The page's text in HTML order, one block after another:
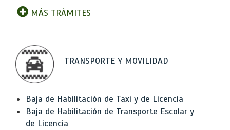
MÁS TRÁMITES
TRANSPORTE Y MOVILIDAD
Baja de Habilitación de Taxi y de Licencia
Baja de Habilitación de Transporte Escolar y
de Licencia